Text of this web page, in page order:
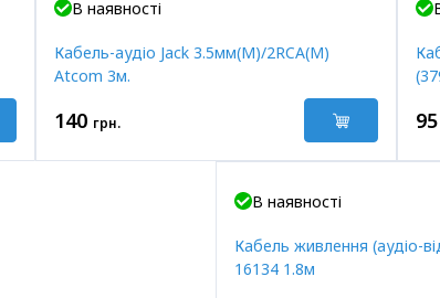
В наявності
Кабель-аудіо Jack 3.5мм(M)/2RCA(M)
Atcom 3м.
140 грн. 95
В наявності
Кабель живлення (аудіо-
16134 1.8м